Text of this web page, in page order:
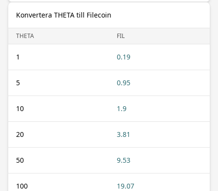
Konvertera THETA till Filecoin
THETA FIL
1 0.19
5 0.95
10 1.9
20 3.81
50 9.53
100 19.07